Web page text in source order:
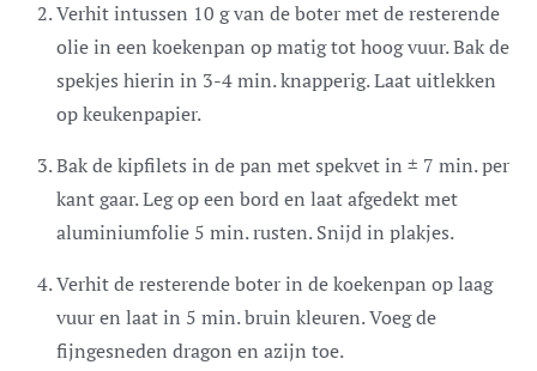
Verhit intussen 10 g van de boter met de resterende
olie in een koekenpan op matig tot hoog vuur. Bak de
spekjes hierin in 3-4 min. knapperig. Laat uitlekken
op keukenpapier.
Bak de kipfilets in de pan met spekvet in ± 7 min. per
kant gaar. Leg op een bord en laat afgedekt met
aluminiumfolie 5 min. rusten. Snijd in plakjes.
Verhit de resterende boter in de koekenpan op laag
vuur en laat in 5 min. bruin kleuren. Voeg de
fijngesneden dragon en azijn toe.